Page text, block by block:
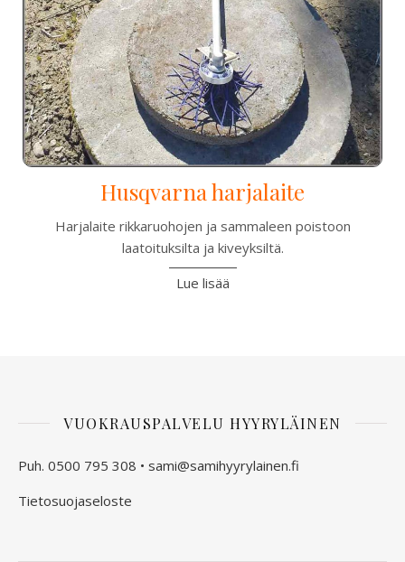
Husqvarna harjalaite
Harjalaite rikkaruohojen ja sammaleen poistoon
laatoituksilta ja kiveyksiltä.
Lue lisää
VUOKRAUSPALVELU HYYRYLÄINEN
Puh. 0500 795 308 • sami@samihyyrylainen.fi
Tietosuojaseloste